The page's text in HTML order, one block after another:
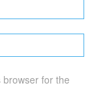
for the